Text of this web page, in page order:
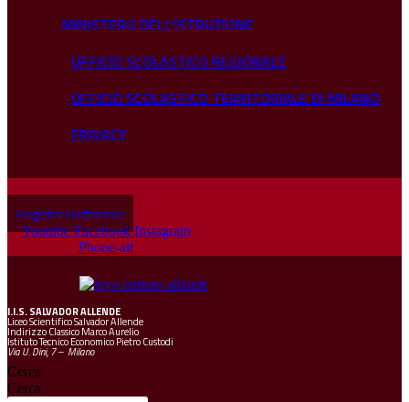
MINISTERO DELL'ISTRUZIONE
UFFICIO SCOLASTICO REGIONALE
UFFICIO SCOLASTICO TERRITORIALE DI MILANO
PRIVACY
Registro Elettronico
Youtube Facebook Instagram
Phone-alt
I.I.S.SALVADOR ALLENDE
Liceo Scientifico Salvador Allende
Indirizzo Classico Marco Aurelio
Istituto Tecnico Economico Pietro Custodi
Via U. Dini, 7 – Milano
Cerca
Cerca